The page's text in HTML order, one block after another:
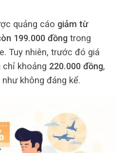
quảng cáo giảm từ
199.000 đồng trong
Tuy nhiên, trước đó giá
khoảng 220.000 đồng,
không đáng kể.